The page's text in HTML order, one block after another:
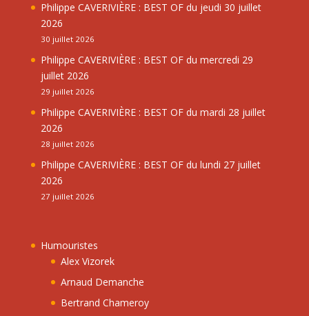
Philippe CAVERIVIÈRE : BEST OF du jeudi 30 juillet
2026
30 juillet 2026
Philippe CAVERIVIÈRE : BEST OF du mercredi 29
juillet 2026
29 juillet 2026
Philippe CAVERIVIÈRE : BEST OF du mardi 28 juillet
2026
28 juillet 2026
Philippe CAVERIVIÈRE : BEST OF du lundi 27 juillet
2026
27 juillet 2026
Humouristes
Alex Vizorek
Arnaud Demanche
Bertrand Chameroy